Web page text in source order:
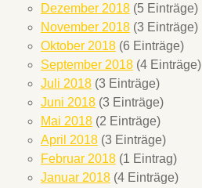
Dezember 2018 (5 Einträge)
November 2018 (3 Einträge)
Oktober 2018 (6 Einträge)
September 2018 (4 Einträge)
Juli 2018 (3 Einträge)
Juni 2018 (3 Einträge)
Mai 2018 (2 Einträge)
April 2018 (3 Einträge)
Februar 2018 (1 Eintrag)
Januar 2018 (4 Einträge)